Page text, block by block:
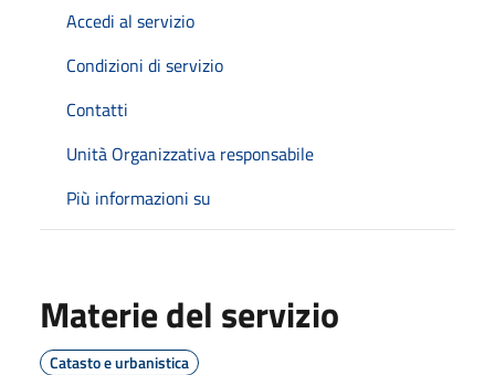
Accedi al servizio
Condizioni di servizio
Contatti
Unità Organizzativa responsabile
Più informazioni su
Materie del servizio
Catasto e urbanistica